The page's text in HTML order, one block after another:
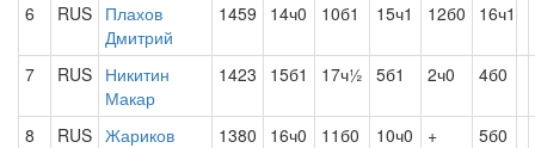
6 RUS Плахов
Дмитрий
1459 14ч0 10б1 15ч1 12б0 16ч1
7 RUS Никитин
Макар
1423 15б1 17ч½ 5б1 2ч0 4б0
8 RUS Жариков
1380 16ч0 11б0 10ч0 + 5б0